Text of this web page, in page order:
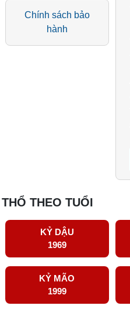
Chính sách bảo
hành
THEO TUỔI
KỶ DẬU
1969
KỶ MÃO
1999